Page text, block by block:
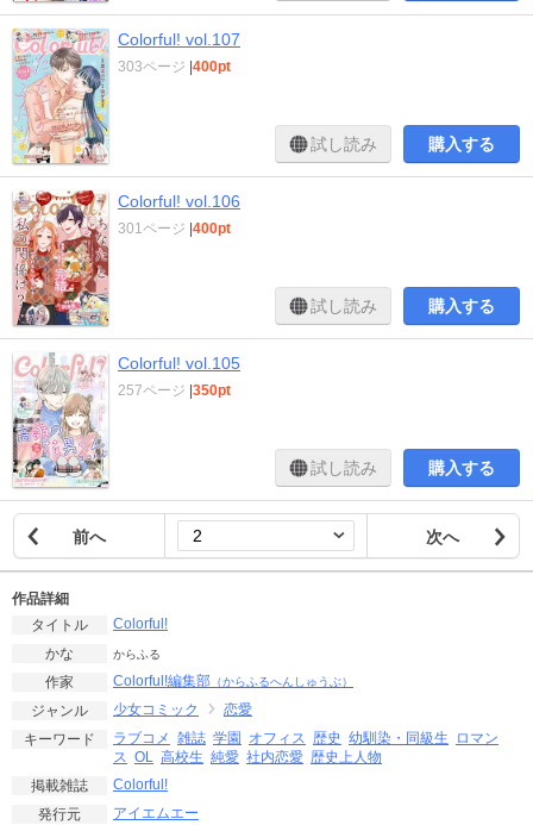
Colorful! vol.107
303ページ |400pt
試し読み 購入する
Colorful! vol.106
301ページ |400pt
試し読み 購入する
Colorful! vol.105
257ページ |350pt
試し読み 購入する
前へ 次へ
作品詳細
タイトル
Colorful!
かな
からふる
作家 Colorful!編集部 （からふるへんしゅうぶ）
ジャンル 少女コミック
恋愛
キーワード
ラブコメ 雑誌 学園 オフィス 歴史 幼馴染・同級生
ロマン
ス OL 高校生 純愛 社内恋愛 歴史上人物
掲載雑誌
Colorful!
発行元
アイエムエー